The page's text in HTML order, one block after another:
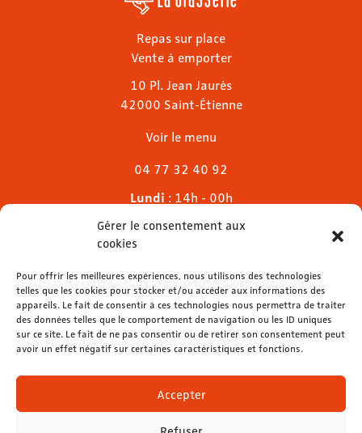
Gérer le consentement aux
cookies
Pour offrir les meilleures expériences, nous utilisons des technologies
telles que les cookies pour stocker et/ou accéder aux informations des
appareils. Le fait de consentir à ces technologies nous permettra de traiter
des données telles que le comportement de navigation ou les ID uniques
sur ce site. Le fait de ne pas consentir ou de retirer son consentement peut
avoir un effet négatif sur certaines caractéristiques et fonctions.
Accepter
Repas sur place
Vente à emporter
10 Pl. Jean Jaurès
42000 Saint-Étienne
Voir le menu
04 77 32 40 92
Lundi : 14h - 00h
Mardi & mercredi
Jeudi
Dimanche: 11h - 00h
04 77 32 32 01